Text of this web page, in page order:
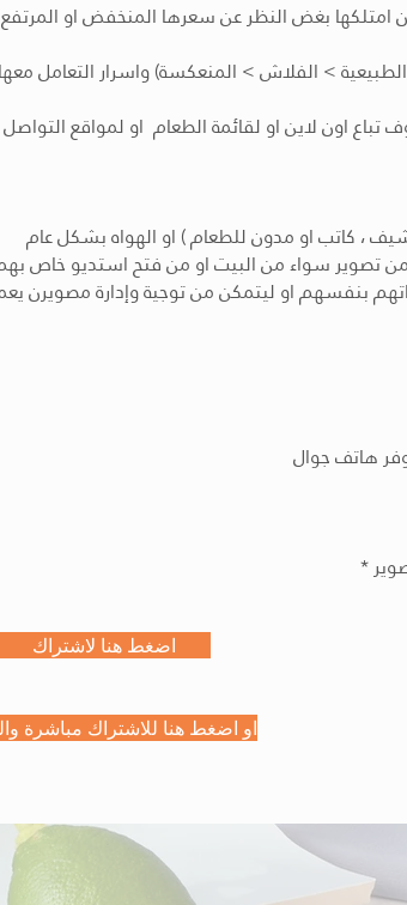
اون لاين او لقائمة الطعام او لمواقع
بنفسهم او ليتمكن من توجية وإدارة
هاتف جوال
اضغط هنا لاشتراك
او اضغط هنا للاشتراك مباشرة